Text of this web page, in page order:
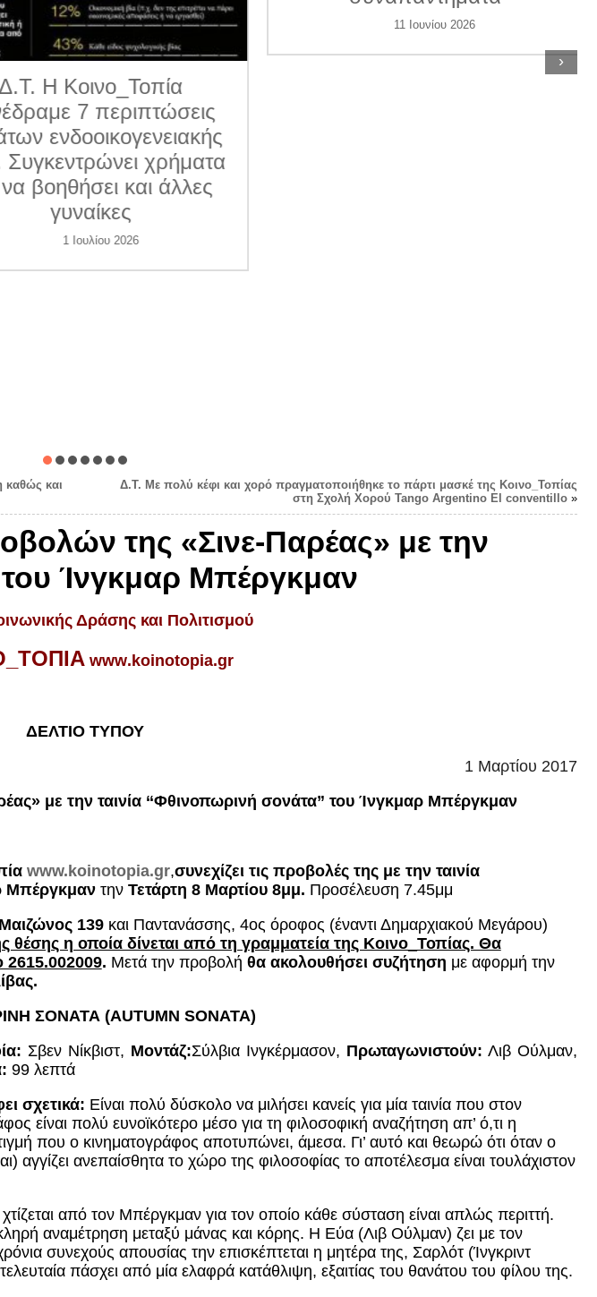
Η Κοινο_Τοπία
7 περιπτώσεις
ενδοοικογενειακής
Συγκεντρώνει χρήματα
βοηθήσει και άλλες
γυναίκες
1 Ιουλίου 2026
11 Ιουνίου 2026
›
καθώς και
Δ.Τ. Με πολύ κέφι και χορό πραγματοποιήθηκε το πάρτι μασκέ της Κοινο_Τοπίας
στη Σχολή Χορού Tango Argentino El conventillo»
της «Σινε-Παρέας» με την
Ίνγκμαρ Μπέργκμαν
Δράσης και Πολιτισμού
www. koinotopia.gr
ΔΕΛΤΙΟ ΤΥΠΟΥ
1 Μαρτίου 2017
με την ταινία ‘‘Φθινοπωρινή σονάτα” του Ίνγκμαρ Μπέργκμαν
www.koinotopia.gr,συνεχίζει τις προβολές της με την ταινία
Μπέργκμαντην Τετάρτη 8 Μαρτίου 8μμ. Προσέλευση 7.45μμ
Μαιζώνος 139και Παντανάσσης, 4ος όροφος (έναντι Δημαρχιακού Μεγάρου)
η οποία δίνεται από τη γραμματεία της Κοινο_Τοπίας. Θα
2615.002009. Μετά την προβολή θα ακολουθήσει συζήτηση με αφορμή την
ΣΟΝΑΤΑ (AUTUMN SONATA)
Σβεν Νίκβιστ, Μοντάζ:Σύλβια Ινγκέρμασον, Πρωταγωνιστούν: Λιβ Ούλμαν,
99 λεπτά
σχετικά: Είναι πολύ δύσκολο να μιλήσει κανείς για μία ταινία που στον
είναι πολύ ευνοϊκότερο μέσο για τη φιλοσοφική αναζήτηση απ’ ό,τι η
που ο κινηματογράφος αποτυπώνει, άμεσα. Γι’ αυτό και θεωρώ ότι όταν ο
αγγίζει ανεπαίσθητα το χώρο της φιλοσοφίας το αποτέλεσμα είναι τουλάχιστον
από τον Μπέργκμαν για τον οποίο κάθε σύσταση είναι απλώς περιττή.
αναμέτρηση μεταξύ μάνας και κόρης. Η Εύα (Λιβ Ούλμαν) ζει με τον
συνεχούς απουσίας την επισκέπτεται η μητέρα της, Σαρλότ (Ίνγκριντ
πάσχει από μία ελαφρά κατάθλιψη, εξαιτίας του θανάτου του φίλου της.